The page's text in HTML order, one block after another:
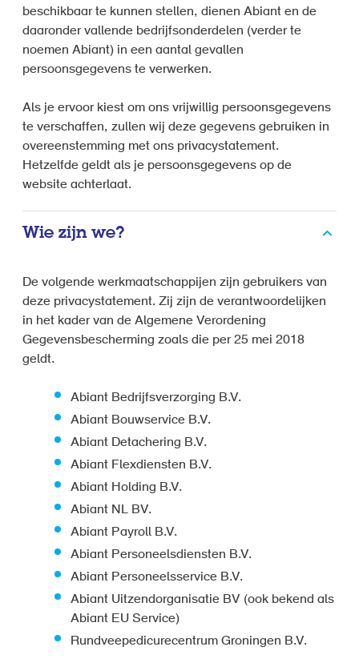
beschikbaar te kunnen stellen, dienen Abiant en de
daaronder vallende bedrijfsonderdelen (verder te
noemen Abiant) in een aantal gevallen
persoonsgegevens te verwerken.
Als je ervoor kiest om ons vrijwillig persoonsgegevens
te verschaffen, zullen wij deze gegevens gebruiken in
overeenstemming met ons privacystatement.
Hetzelfde geldt als je persoonsgegevens op de
website achterlaat.
Wie zijn we?
De volgende werkmaatschappijen zijn gebruikers van
deze privacystatement. Zij zijn de verantwoordelijken
in het kader van de Algemene Verordening
Gegevensbescherming zoals die per 25 mei 2018
geldt.
Abiant Bedrijfsverzorging B.V.
Abiant Bouwservice B.V.
Abiant Detachering B.V.
Abiant Flexdiensten B.V.
Abiant Holding B.V.
Abiant NL BV.
Abiant Payroll B.V.
Abiant Personeelsdiensten B.V.
Abiant Personeelsservice B.V.
Abiant Uitzendorganisatie BV (ook bekend als
Abiant EU Service)
Rundveepedicurecentrum Groningen B.V.